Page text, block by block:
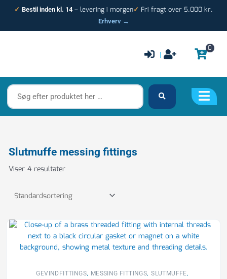
✓ Bestil inden kl. 14 – levering i morgen✓ Fri fragt over 5.000 kr.
Erhverv →
|
0
Søg
efter
produktet
Slutmuffe messing fittings
Viser 4 resultater
GEVINDFITTINGS, MESSING FITTINGS,SLUTMUFFE,